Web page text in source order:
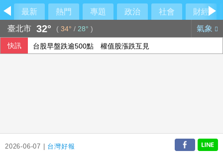
最新 熱門 專題 政治 社會
財經
臺北市 32° ( 34° / 28° ) 氣象
快訊 台股早盤跌逾500點 權值股漲跌互見
2026-06-07 | 台灣好報